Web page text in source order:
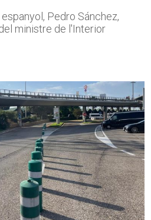
Pedro Sánchez,
ministre de l'Interior